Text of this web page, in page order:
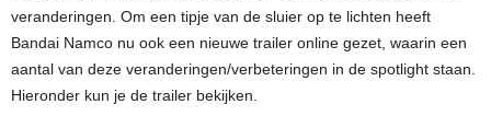
veranderingen. Om een tipje van de sluier op te lichten heeft
Bandai Namco nu ook een nieuwe trailer online gezet, waarin een
aantal van deze veranderingen/verbeteringen in de spotlight staan.
Hieronder kun je de trailer bekijken.